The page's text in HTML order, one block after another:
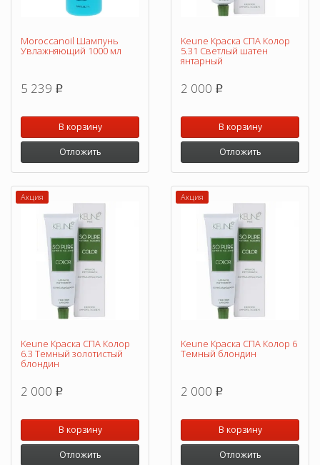
Moroccanoil Шампунь
Увлажняющий 1000 мл
5 239 p
В корзину
Отложить
Keune Краска СПА Колор
5.31 Светлый шатен
янтарный
2 000 p
В корзину
Отложить
Акция
Keune Краска СПА Колор
6.3 Темный золотистый
блондин
2 000 p
В корзину
Отложить
Акция
Keune Краска СПА Колор 6
Темный блондин
2 000 p
В корзину
Отложить